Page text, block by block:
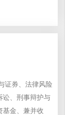
证券、法律风险
讼、刑事辩护与
基金、兼并收